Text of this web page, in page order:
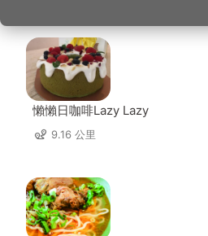
懶懶日咖啡Lazy Lazy
9.16 公里